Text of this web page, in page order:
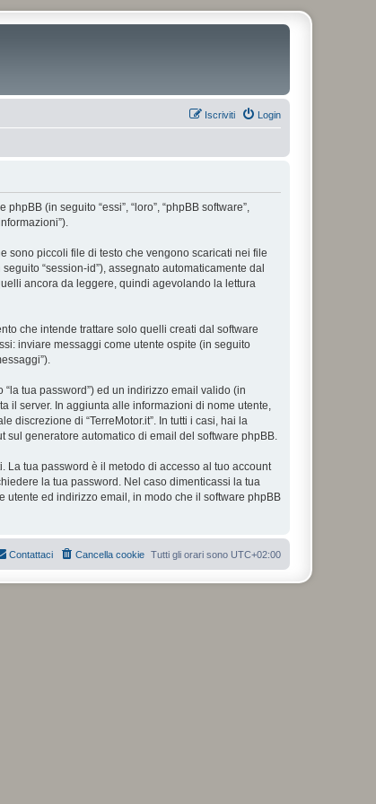
Login
Iscriviti
(in seguito “essi”, “loro”, “phpBB software”,
sono piccoli file di testo che vengono scaricati nei file
“session-id”), assegnato automaticamente dal
ancora da leggere, quindi agevolando la lettura
che intende trattare solo quelli creati dal software
inviare messaggi come utente ospite (in seguito
tua password”) ed un indirizzo email valido (in
il server. In aggiunta alle informazioni di nome utente,
discrezione di “TerreMotor.it”. In tutti i casi, hai la
generatore automatico di email del software phpBB.
tua password è il metodo di accesso al tuo account
la tua password. Nel caso dimenticassi la tua
utente ed indirizzo email, in modo che il software phpBB
Tutti gli orari sono UTC+02:00
Cancella cookie
Contattaci